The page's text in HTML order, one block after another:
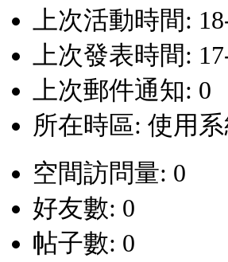
上次活動時間:
上次發表時間:
上次郵件通知: 0
所在時區: 使用
空間訪問量: 0
好友數: 0
帖子數: 0